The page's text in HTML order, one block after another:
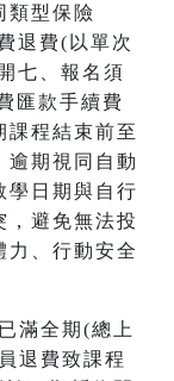
類型保險
退費(以單次
七、報名須
匯款手續費
課程結束前至
逾期視同自動
學日期與自行
，避免無法投
力、行動安全
滿全期(總上
退費致課程